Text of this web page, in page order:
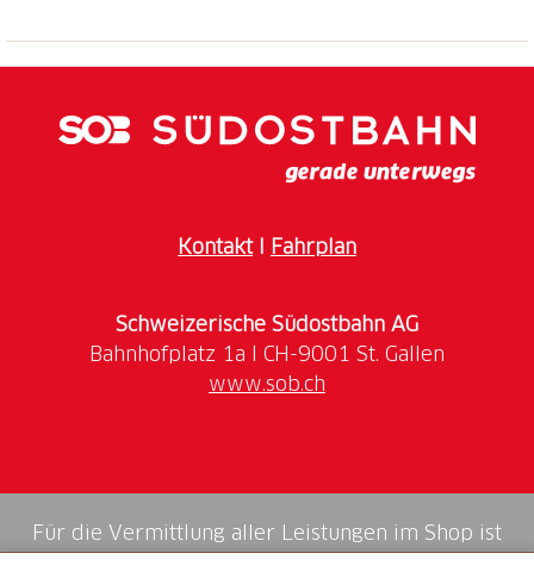
KontaktI Fahrplan
Schweizerische Südostbahn AG
www.sob.ch
Für die Vermittlung aller Leistungen im Shop ist